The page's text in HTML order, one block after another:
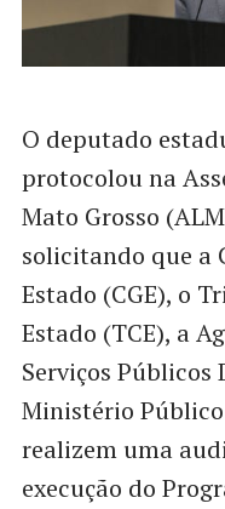
O deputado
protocolou na
Mato Grosso
solicitando que a
Estado (CGE), o
Estado (TCE), a
Serviços Públicos
Ministério
realizem uma
execução do